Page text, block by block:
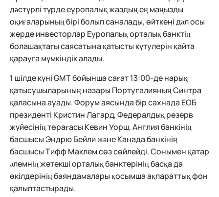
дәстүрлі түрде еуропалық жаздың ең маңызды
оқиғаларының бірі болып саналады, өйткені дәл осы
жерде инвесторлар Еуропалық орталық банктің
болашақтағы саясатына қатысты күтулерін қайта
қарауға мүмкіндік алады.
1 шілде күні GMT бойынша сағат 13:00-де нарық
қатысушыларының назары Португалияның Синтра
қаласына ауады. Форум аясында бір сахнада ЕОБ
президенті Кристин Лагард, Федералдық резерв
жүйесінің төрағасы Кевин Уорш, Англия банкінің
басшысы Эндрю Бейли және Канада банкінің
басшысы Тифф Маклем сөз сөйлейді. Сонымен қатар
әлемнің жетекші орталық банктерінің басқа да
өкілдерінің баяндамалары қосымша ақпараттық фон
қалыптастырады.